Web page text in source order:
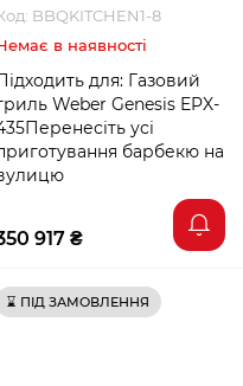
BBQKITCHEN1-8
в наявності
для: Газовий
Weber Genesis EPX-
усі
барбекю на
917 ₴
⌛ ПІД ЗАМОВЛЕННЯ